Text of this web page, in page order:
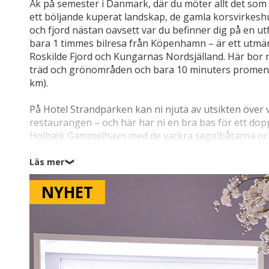
Åk på semester i Danmark, där du möter allt det
ett böljande kuperat landskap, de gamla
och fjord nästan oavsett var du befinner dig på en
bara 1 timmes bilresa från Köpenhamn – är ett
Roskilde Fjord och Kungarnas Nordsjälland. Här
träd och grönområden och bara 10 minuters
km).
På Hotel Strandparken kan ni njuta av utsikten
restaurangen – och här har ni en bra bas för ett
Holbæk Gammelhavn med de vackra segelbåtarna
stort antal sevärdheter över hela Själland.
Vad sägs om en tur till de små fiskelägena längs
de självklara utflyktsmålen? Annars befinner ni er
lockar till besök: Sagnlandet Lejre (30 km) och
sevärdheterna i området, och ni kan också passa
km) eller det ikoniska Kronborg Slot (85 km).
Läs mer❯
NYHET